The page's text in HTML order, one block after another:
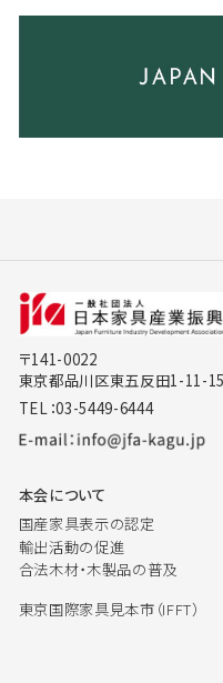
〒141-0022
東京都品川区東五反田1-11-
TEL：03-5449-6444
本会について
国産家具表示の認定
輸出活動の促進
合法木材・木製品の普及
東京国際家具見本市（IFFT）